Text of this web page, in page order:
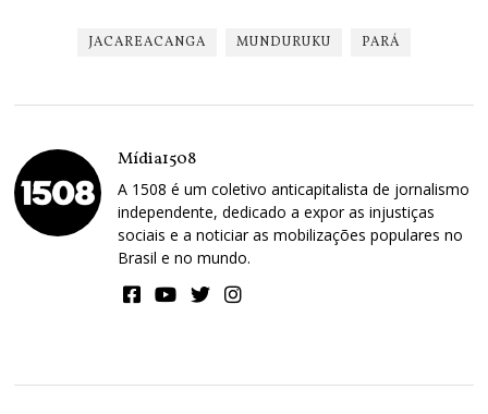
JACAREACANGA MUNDURUKU PARÁ
Mídia1508
A 1508 é um coletivo anticapitalista de jornalismo
independente, dedicado a expor as injustiças
sociais e a noticiar as mobilizações populares no
Brasil e no mundo.